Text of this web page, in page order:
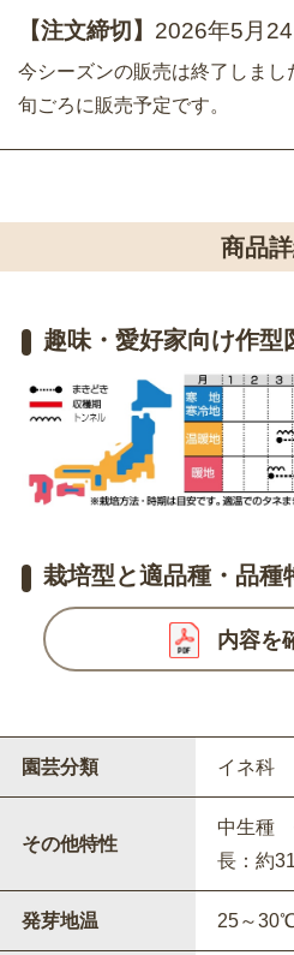
【注文締切】 2026年5月24
今シーズンの販売は終了しま
旬ごろに販売予定です。
商品
趣味・愛好家向け作型
栽培型と適品種・品種
内容を
園芸分類 イネ科
その他特性
中生種
長：約
発芽地温 25～